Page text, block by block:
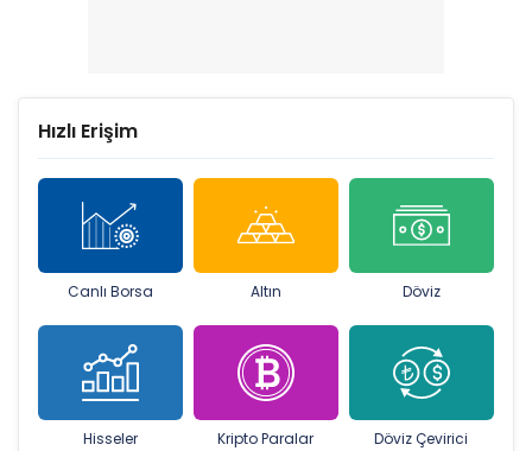
Hızlı Erişim
Canlı Borsa Altın Döviz
Hisseler Kripto Paralar Döviz Çevirici